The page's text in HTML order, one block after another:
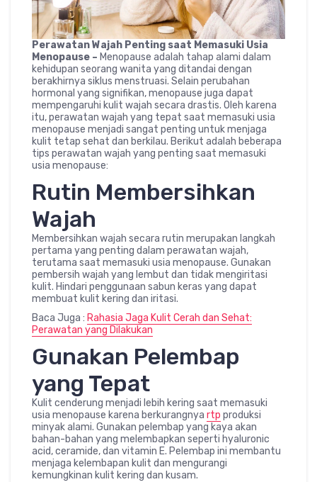
Perawatan Wajah Penting saat Memasuki Usia
Menopause – Menopause adalah tahap alami dalam
kehidupan seorang wanita yang ditandai dengan
berakhirnya siklus menstruasi. Selain perubahan
hormonal yang signifikan, menopause juga dapat
mempengaruhi kulit wajah secara drastis. Oleh karena
itu, perawatan wajah yang tepat saat memasuki usia
menopause menjadi sangat penting untuk menjaga
kulit tetap sehat dan berkilau. Berikut adalah beberapa
tips perawatan wajah yang penting saat memasuki
usia menopause:
Rutin Membersihkan
Wajah
Membersihkan wajah secara rutin merupakan langkah
pertama yang penting dalam perawatan wajah,
terutama saat memasuki usia menopause. Gunakan
pembersih wajah yang lembut dan tidak mengiritasi
kulit. Hindari penggunaan sabun keras yang dapat
membuat kulit kering dan iritasi.
Baca Juga : Rahasia Jaga Kulit Cerah dan Sehat:
Perawatan yang Dilakukan
Gunakan Pelembap
yang Tepat
Kulit cenderung menjadi lebih kering saat memasuki
usia menopause karena berkurangnya rtp produksi
minyak alami. Gunakan pelembap yang kaya akan
bahan-bahan yang melembapkan seperti hyaluronic
acid, ceramide, dan vitamin E. Pelembap ini membantu
menjaga kelembapan kulit dan mengurangi
kemungkinan kulit kering dan kusam.